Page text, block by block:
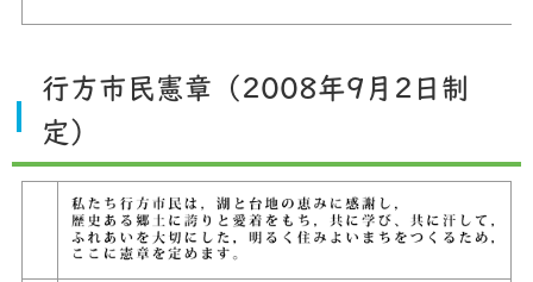
行方市民憲章（2008年9月2日制
定）